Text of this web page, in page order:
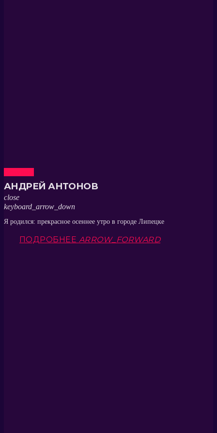
АНДРЕЙ АНТОНОВ
close
keyboard_arrow_down
Я родился: прекрасное осеннее утро в городе Липецке
ПОДРОБНЕЕ ARROW_FORWARD